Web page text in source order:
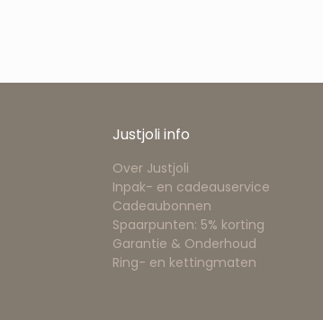
Justjoli info
Over Justjoli
Inpak- en cadeauservice
Cadeaubonnen
Spaarpunten: 5% korting
Garantie & Onderhoud
Ring- en kettingmaten